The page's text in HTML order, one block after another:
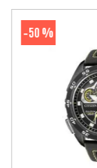
-50 %